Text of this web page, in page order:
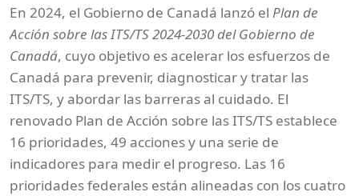
En 2024, el Gobierno de Canadá lanzó el Plan de
Acción sobre las ITS/TS 2024-2030 del Gobierno de
Canadá, cuyo objetivo es acelerar los esfuerzos de
Canadá para prevenir, diagnosticar y tratar las
ITS/TS, y abordar las barreras al cuidado. El
renovado Plan de Acción sobre las ITS/TS establece
16 prioridades, 49 acciones y una serie de
indicadores para medir el progreso. Las 16
prioridades federales están alineadas con los cuatro